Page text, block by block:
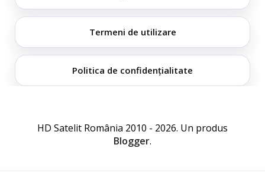
Termeni de utilizare
Politica de confidențialitate
HD Satelit România 2010 - 2026. Un produs
Blogger.